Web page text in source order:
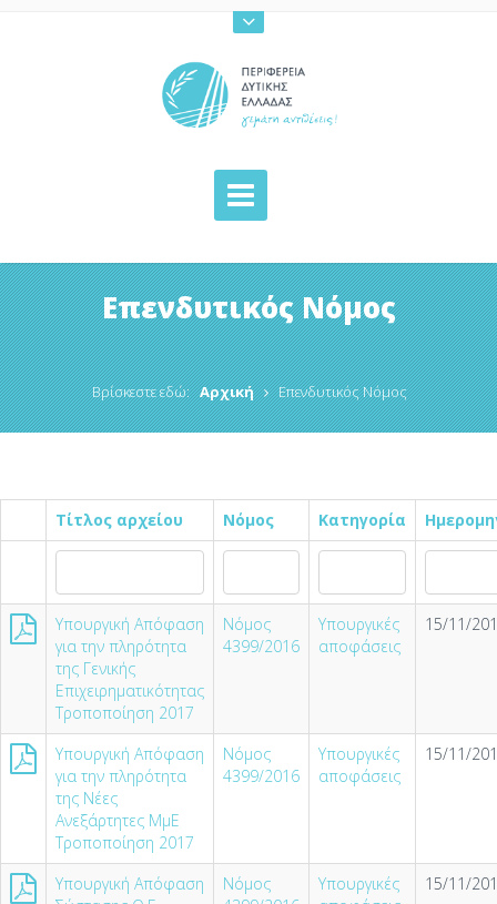
Επενδυτικός Νόμος
Βρίσκεστε εδώ: Αρχική Επενδυτικός Νόμος
Τίτλος αρχείου Νόμος Κατηγορία
Υπουργική Απόφαση
για την πληρότητα
της Γενικής
Επιχειρηματικότητας
Τροποποίηση 2017
Νόμος
4399/2016
Υπουργικές
αποφάσεις
15/11/
Υπουργική Απόφαση
για την πληρότητα
της Νέες
Ανεξάρτητες ΜμΕ
Τροποποίηση 2017
Νόμος
4399/2016
Υπουργικές
αποφάσεις
15/11/
Υπουργική Απόφαση
Νόμος
Υπουργικές
15/11/